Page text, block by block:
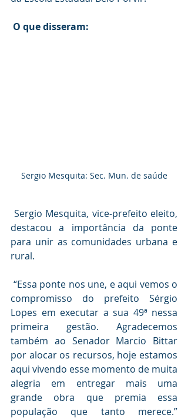
O que disseram:
Sergio Mesquita: Sec. Mun. de saúde
Sergio Mesquita, vice-prefeito eleito,
destacou a importância da ponte
para unir as comunidades urbana e
rural.
“Essa ponte nos une, e aqui vemos o
compromisso do prefeito Sérgio
Lopes em executar a sua 49ª nessa
primeira gestão. Agradecemos
também ao Senador Marcio Bittar
por alocar os recursos, hoje estamos
aqui vivendo esse momento de muita
alegria em entregar mais uma
grande obra que premia essa
população que tanto merece.”